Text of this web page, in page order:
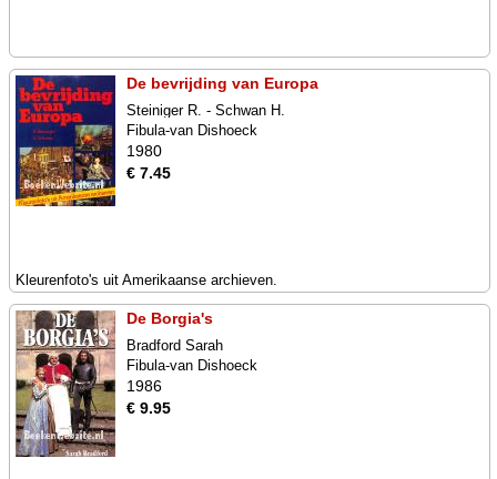
De bevrijding van Europa
Steiniger R. - Schwan H.
Fibula-van Dishoeck
1980
€ 7.45
Kleurenfoto's uit Amerikaanse archieven.
De Borgia's
Bradford Sarah
Fibula-van Dishoeck
1986
€ 9.95